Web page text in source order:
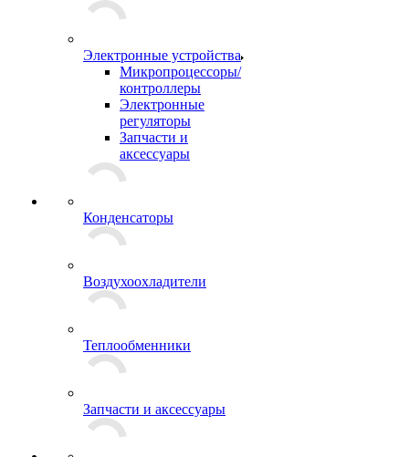
Электронные устройства
Микропроцессоры/
контроллеры
Электронные
регуляторы
Запчасти и
аксессуары
Конденсаторы
Воздухоохладители
Теплообменники
Запчасти и аксессуары